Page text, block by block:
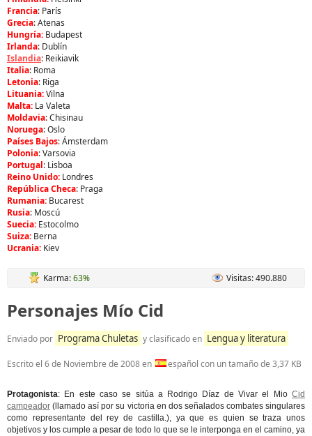
Francia: París
Grecia: Atenas
Hungría: Budapest
Irlanda: Dublín
Islandia: Reikiavik
Italia: Roma
Letonia: Riga
Lituania:Vilna
Malta: La Valeta
Moldavia: Chisinau
Noruega: Oslo
Países Bajos: Ámsterdam
Polonia: Varsovia
Portugal: Lisboa
Reino Unido: Londres
República Checa: Praga
Rumania: Bucarest
Rusia: Moscú
Suecia: Estocolmo
Suiza: Berna
Ucrania: Kiev
Karma:63% Visitas: 490.880
Personajes Mío Cid
Enviado por Programa Chuletas y clasificado en Lengua y literatura
Escrito el 6 de Noviembre de 2008en español con un tamaño de 3,37 KB
Protagonista: En este caso se sitúa a Rodrigo Díaz de Vivar el Mio Cid
campeador (llamado así por su victoria en dos señalados combates singulares
como representante del rey de castilla.), ya que es quien se traza unos
objetivos y los cumple a pesar de todo lo que se le interponga en el camino, ya